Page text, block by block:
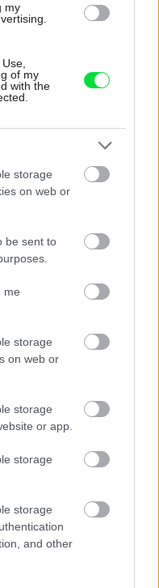
my
of my
with the
storage
on web or
be sent to
me
storage
on web or
storage
or app.
storage
storage
and other
– veľkoobchod